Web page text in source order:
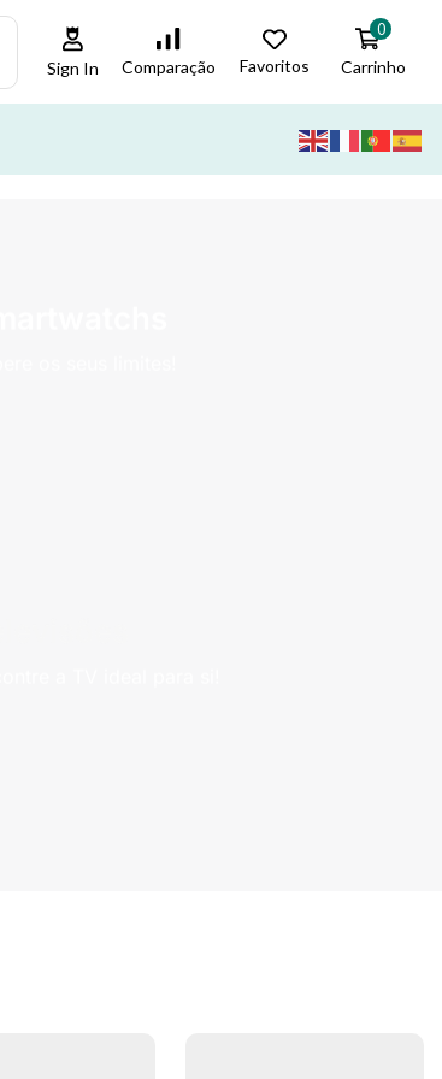
Sign In Comparação Favoritos
0
Carrinho